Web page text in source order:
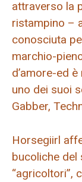
attraverso la
ristampino –
conosciuta
marchio-
d’amore-ed
uno dei suoi
Gabber,
Horsegiirl
bucoliche del
“agricoltori”,